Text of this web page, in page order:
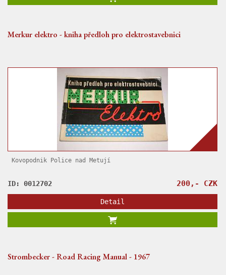
Merkur elektro - kniha předloh pro elektrostavebnici
Kovopodnik Police nad Metují
ID: 0012702 200,- CZK
Detail
Strombecker - Road Racing Manual - 1967